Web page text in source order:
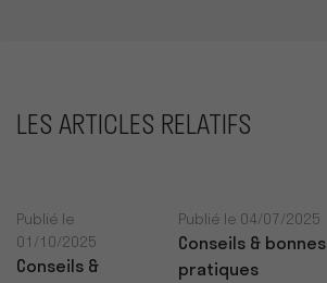
LES ARTICLES RELATIFS
Publié le
01/10/2025
Conseils &
Publié le 04/07/2025
Conseils & bonnes
pratiques